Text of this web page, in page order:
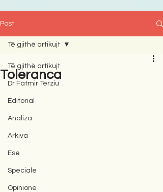
Post
Të gjithë artikujt
Dr Fatmir Terziu
Editorial
Analiza
Arkiva
Ese
Speciale
Opinione
Të gjithë artikujt
Toleranca